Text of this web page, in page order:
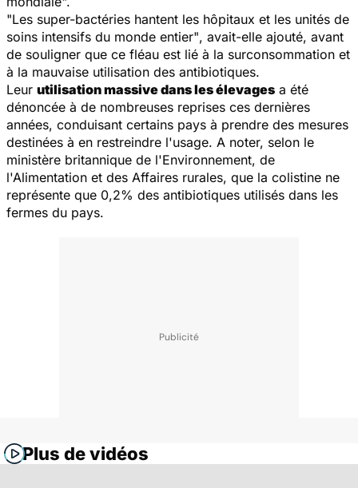
"Les super-bactéries hantent les hôpitaux et les unités de
soins intensifs du monde entier", avait-elle ajouté, avant
de souligner que ce fléau est lié à la surconsommation et
à la mauvaise utilisation des antibiotiques.
Leur utilisation massive dans les élevages a été
dénoncée à de nombreuses reprises ces dernières
années, conduisant certains pays à prendre des mesures
destinées à en restreindre l'usage. A noter, selon le
ministère britannique de l'Environnement, de
l'Alimentation et des Affaires rurales, que la colistine ne
représente que 0,2% des antibiotiques utilisés dans les
fermes du pays.
Plus de vidéos